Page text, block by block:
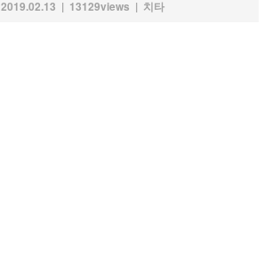
2019.02.13 치타
13129views